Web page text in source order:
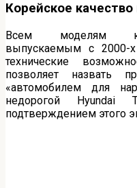
Корейское
Всем моделям
выпускаемым с 2000-
технические
позволяет назвать
«автомобилем для
недорогой Hyundai
подтверждением этого